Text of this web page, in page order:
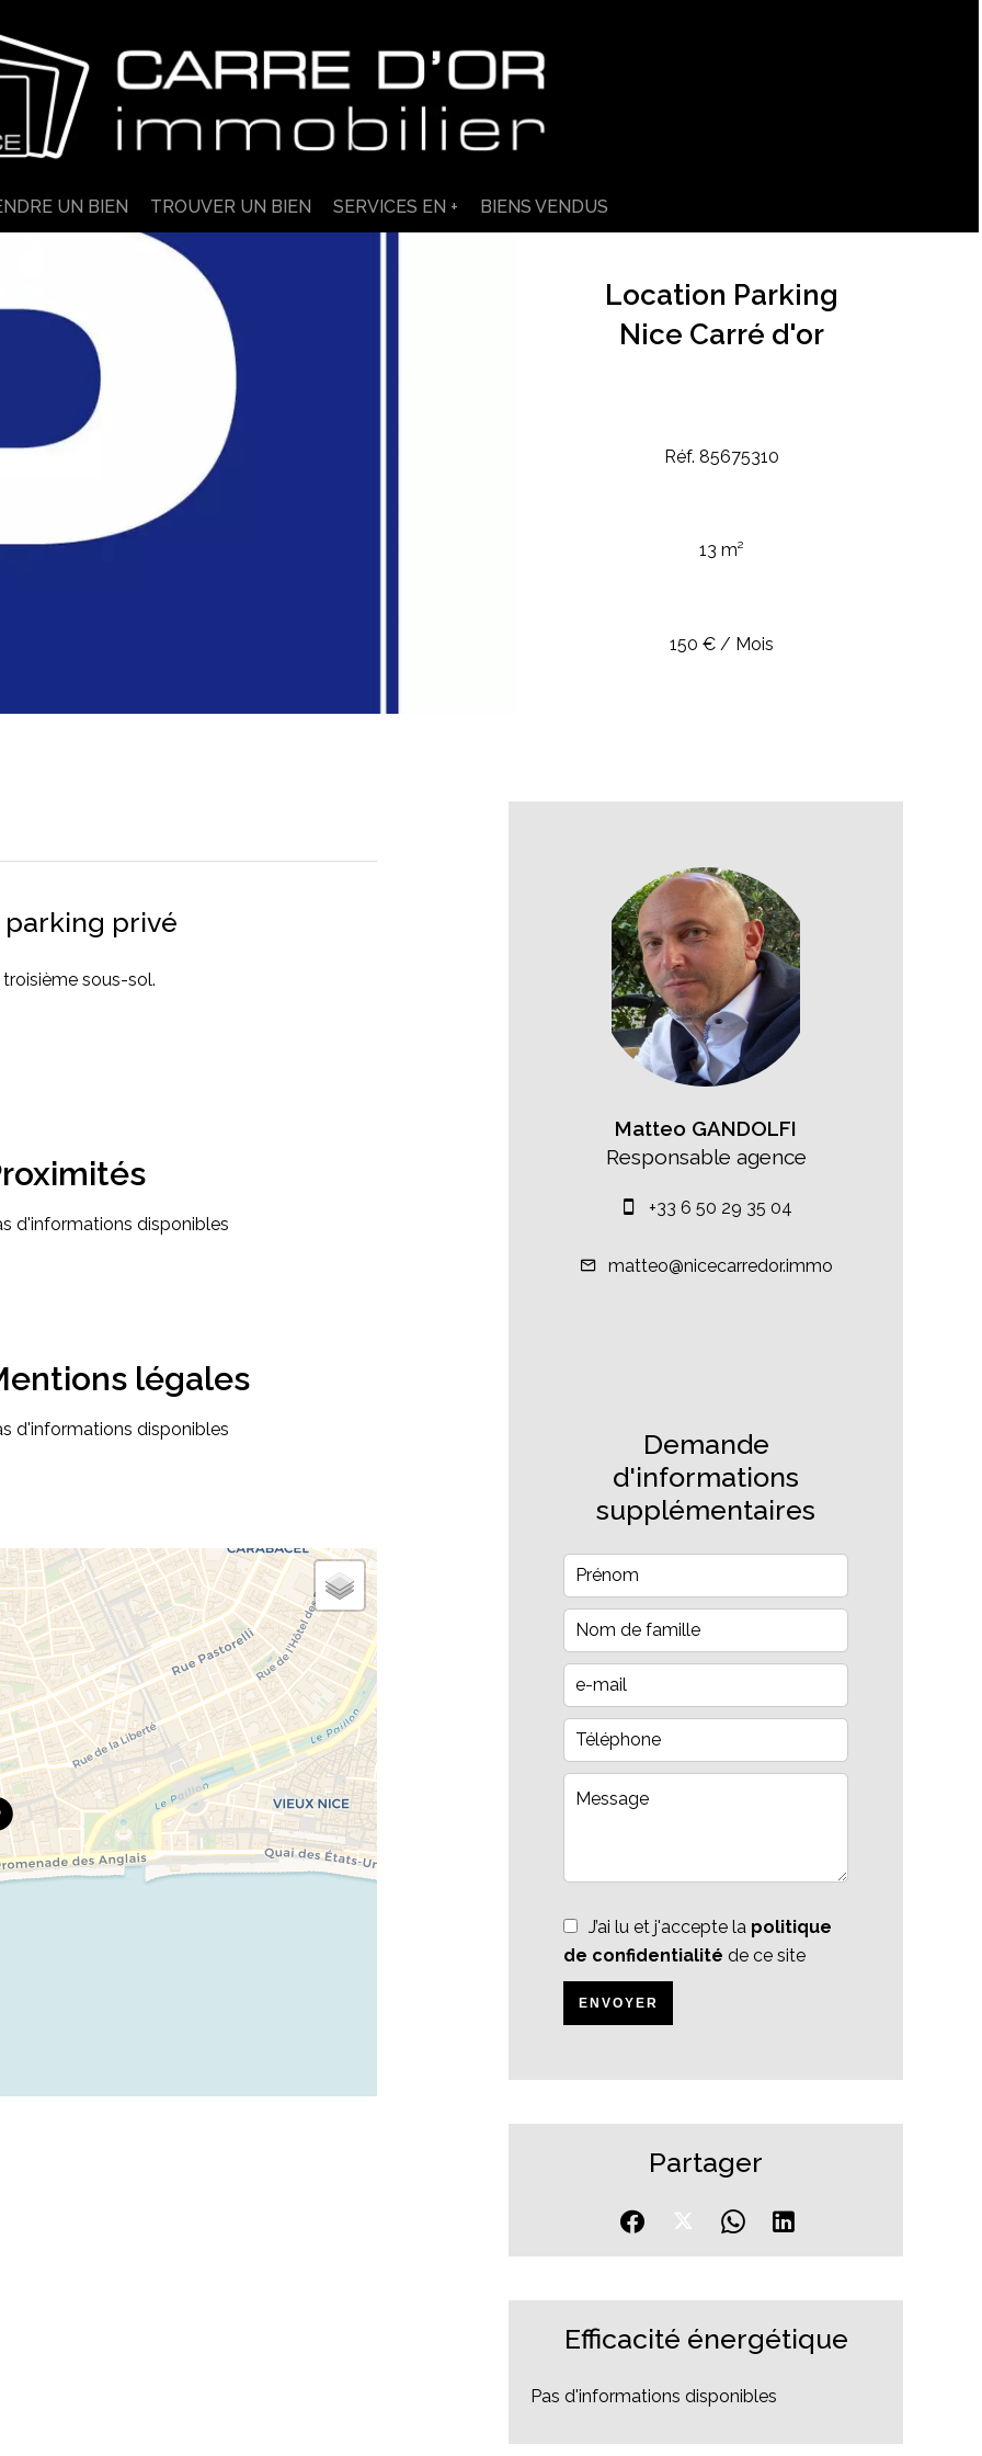
UN BIEN TROUVER UN BIEN SERVICES EN + BIENS VENDUS
Location Parking
Nice Carré d'or
Réf. 85675310
13 m²
150 € / Mois
parking privé
sous-sol.
d'informations disponibles
légales
d'informations disponibles
Matteo GANDOLFI
Responsable agence
+33 6 50 29 35 04
matteo@nicecarredor.immo
Demande
d'informations
supplémentaires
J’ai lu et j'accepte la politique
de confidentialité de ce site
ENVOYER
Partager
Efficacité énergétique
Pas d'informations disponibles